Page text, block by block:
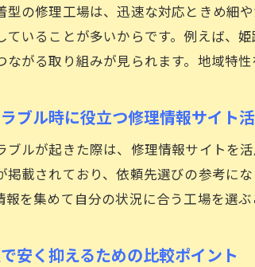
型の修理工場は、迅速な対応ときめ細
ていることが多いからです。例えば、
ながる取り組みが見られます。地域特
ブル時に役立つ修理情報サイト
ブルが起きた際は、修理情報サイトを
掲載されており、依頼先選びの参考に
報を集めて自分の状況に合う工場を選
安く抑えるための比較ポイント